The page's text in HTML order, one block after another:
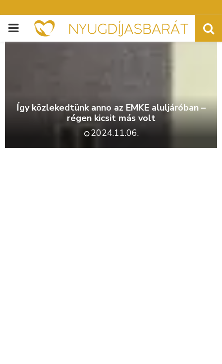
PRIMARY
Így közlekedtünk anno az EMKE aluljáróban –
régen kicsit más volt
2024.11.06.